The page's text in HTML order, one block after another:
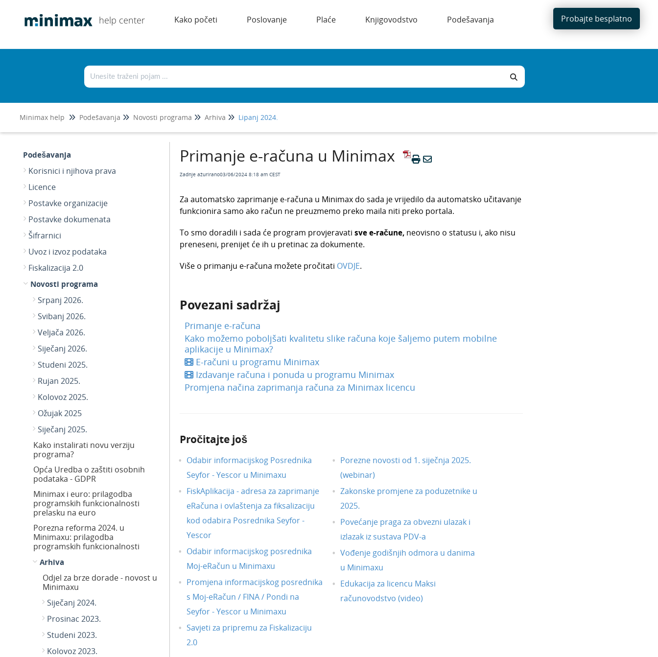
help center Kako početi Poslovanje Plaće Knjigovodstvo Podešavanja Probajte besplatno
Minimax help Podešavanja Novosti programa Arhiva Lipanj 2024.
Podešavanja
Korisnici i njihova prava
Licence
Postavke organizacije
Postavke dokumenata
Šifrarnici
Uvoz i izvoz podataka
Fiskalizacija 2.0
Novosti programa
Srpanj 2026.
Svibanj 2026.
Veljača 2026.
Siječanj 2026.
Studeni 2025.
Rujan 2025.
Kolovoz 2025.
Ožujak 2025
Siječanj 2025.
Kako instalirati novu verziju
programa?
Opća Uredba o zaštiti osobnih
podataka - GDPR
Minimax i euro: prilagodba
programskih funkcionalnosti
prelasku na euro
Porezna reforma 2024. u
Minimaxu: prilagodba
programskih funkcionalnosti
Arhiva
Odjel za brze dorade - novost u
Minimaxu
Siječanj 2024.
Prosinac 2023.
Studeni 2023.
Kolovoz 2023.
Primanje e-računa u Minimax
Zadnje ažurirano03/06/2024 8:18 am CEST
Za automatsko zaprimanje e-računa u Minimax do sada je vrijedilo da automatsko učitavanje
funkcionira samo ako račun ne preuzmemo preko maila niti preko portala.
To smo doradili i sada će program provjeravati sve e-račune, neovisno o statusu i, ako nisu
preneseni, prenijet će ih u pretinac za dokumente.
Više o primanju e-računa možete pročitati OVDJE.
Povezani sadržaj
Primanje e-računa
Kako možemo poboljšati kvalitetu slike računa koje šaljemo putem mobilne
aplikacije u Minimax?
E-računi u programu Minimax
Izdavanje računa i ponuda u programu Minimax
Promjena načina zaprimanja računa za Minimax licencu
Pročitajte još
Odabir informacijskog Posrednika
Seyfor - Yescor u Minimaxu
FiskAplikacija - adresa za zaprimanje
eRačuna i ovlaštenja za fiksalizaciju
kod odabira Posrednika Seyfor -
Yescor
Odabir informacijskog posrednika
Moj-eRačun u Minimaxu
Promjena informacijskog posrednika
s Moj-eRačun / FINA / Pondi na
Seyfor - Yescor u Minimaxu
Savjeti za pripremu za Fiskalizaciju
2.0
Porezne novosti od 1. siječnja 2025.
(webinar)
Zakonske promjene za poduzetnike u
2025.
Povećanje praga za obvezni ulazak i
izlazak iz sustava PDV-a
Vođenje godišnjih odmora u danima
u Minimaxu
Edukacija za licencu Maksi
računovodstvo (video)